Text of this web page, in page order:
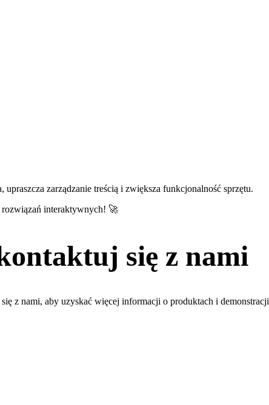
zarządzanie treścią i zwiększa funkcjonalność sprzętu.
interaktywnych! 🚀
się z nami
z nami, aby uzyskać więcej informacji o produktach i demonstracji